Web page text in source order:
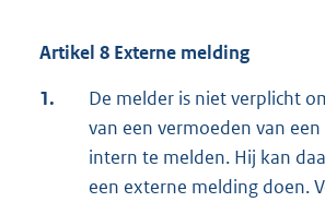
Artikel 8 Externe melding
1.
De melder is niet verplicht
van een vermoeden van
intern te melden. Hij kan
een externe melding doen.